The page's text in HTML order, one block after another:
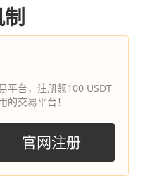
平台，注册领100 USDT
的交易平台！
官网注册